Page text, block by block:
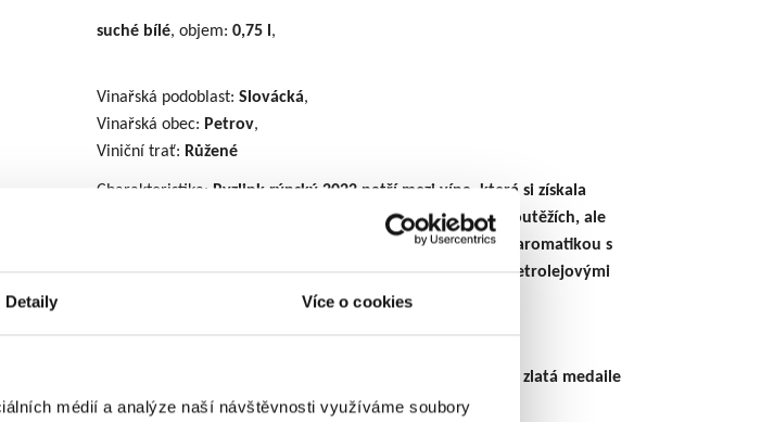
Detaily Více o cookies
médií a analýze naší návštěvnosti využíváme soubory
suché bílé, objem: 0,75 l,
Vinařská podoblast: Slovácká,
Vinařská obec: Petrov,
Viniční trať: Růžené
Charakteristika: Ryzlink rýnský 2022 patří mezi vína, která si získala
mimořádnou pozornost – nejen od odborné poroty na soutěžích, ale
také od znalců a běžných konzumentů. Vyniká výraznou aromatikou s
tóny vyzrálých meruněk, medu a jemně se rozvíjejícími petrolejovými
Grand Prix Vinex 2026, Zlatá medaile Valtické vinné trhy 2025, Velká zlatá medaile